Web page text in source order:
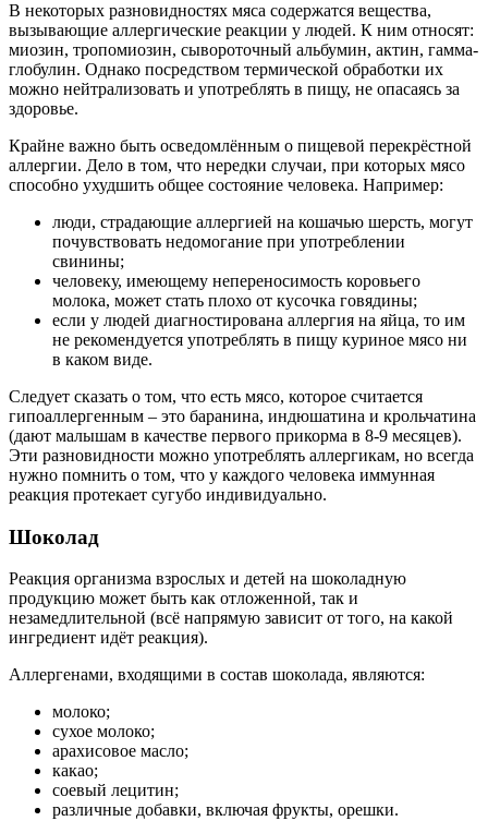
В некоторых разновидностях мяса содержатся вещества,
вызывающие аллергические реакции у людей. К ним относят:
миозин, тропомиозин, сывороточный альбумин, актин, гамма-
глобулин. Однако посредством термической обработки их
можно нейтрализовать и употреблять в пищу, не опасаясь за
здоровье.
Крайне важно быть осведомлённым о пищевой перекрёстной
аллергии. Дело в том, что нередки случаи, при которых мясо
способно ухудшить общее состояние человека. Например:
люди, страдающие аллергией на кошачью шерсть, могут
почувствовать недомогание при употреблении
свинины;
человеку, имеющему непереносимость коровьего
молока, может стать плохо от кусочка говядины;
если у людей диагностирована аллергия на яйца, то им
не рекомендуется употреблять в пищу куриное мясо ни
в каком виде.
Следует сказать о том, что есть мясо, которое считается
гипоаллергенным – это баранина, индюшатина и крольчатина
(дают малышам в качестве первого прикорма в 8-9 месяцев).
Эти разновидности можно употреблять аллергикам, но всегда
нужно помнить о том, что у каждого человека иммунная
реакция протекает сугубо индивидуально.
Шоколад
Реакция организма взрослых и детей на шоколадную
продукцию может быть как отложенной, так и
незамедлительной (всё напрямую зависит от того, на какой
ингредиент идёт реакция).
Аллергенами, входящими в состав шоколада, являются:
молоко;
сухое молоко;
арахисовое масло;
какао;
соевый лецитин;
различные добавки, включая фрукты, орешки.